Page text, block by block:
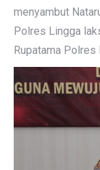
menyambut
Polres Lingga
Rupatama